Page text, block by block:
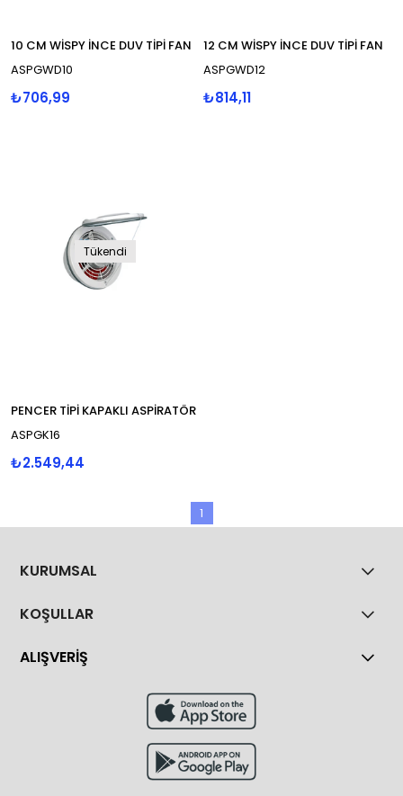
10 CM WİSPY İNCE DUV TİPİ FAN
ASPGWD10
₺706,99
12 CM WİSPY İNCE DUV TİPİ FAN
ASPGWD12
₺814,11
Tükendi
PENCER TİPİ KAPAKLI ASPİRATÖR
ASPGK16
₺2.549,44
1
KURUMSAL
KOŞULLAR
ALIŞVERİŞ